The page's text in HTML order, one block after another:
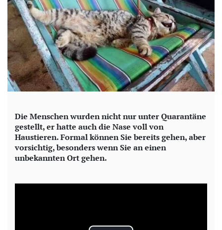
Die Menschen wurden nicht nur unter Quarantäne
gestellt, er hatte auch die Nase voll von
Haustieren. Formal können Sie bereits gehen, aber
vorsichtig, besonders wenn Sie an einen
unbekannten Ort gehen.